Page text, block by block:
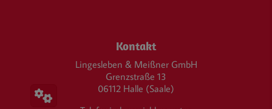
Footer - Kontaktdaten und Öffnungszeiten
Kontakt
Lingesleben & Meißner GmbH
Grenzstraße 13
06112 Halle (Saale)